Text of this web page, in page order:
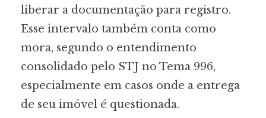
liberar a documentação para registro.
Esse intervalo também conta como
mora, segundo o entendimento
consolidado pelo STJ no Tema 996,
especialmente em casos onde a entrega
de seu imóvel é questionada.